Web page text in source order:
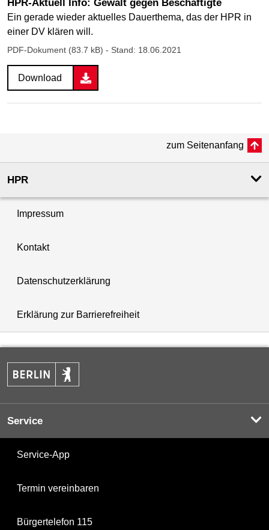
HPR-Aktuell Info: Gewalt gegen Beschäftigte
Ein gerade wieder aktuelles Dauerthema, das der HPR in
einer DV klären will.
PDF-Dokument (83.7 kB) - Stand: 18.06.2021
Download
zum Seitenanfang
HPR
Impressum
Kontakt
Datenschutzerklärung
Erklärung zur Barrierefreiheit
Service
Service-App
Termin vereinbaren
Bürgertelefon 115